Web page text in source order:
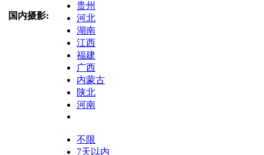
国内摄影:
贵州
河北
湖南
江西
福建
广西
内蒙古
陕北
河南
不限
7天以内